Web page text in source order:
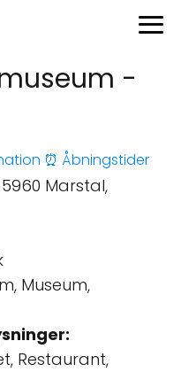
-
⏰ Åbningstider
Marstal,
Museum,
Restaurant,